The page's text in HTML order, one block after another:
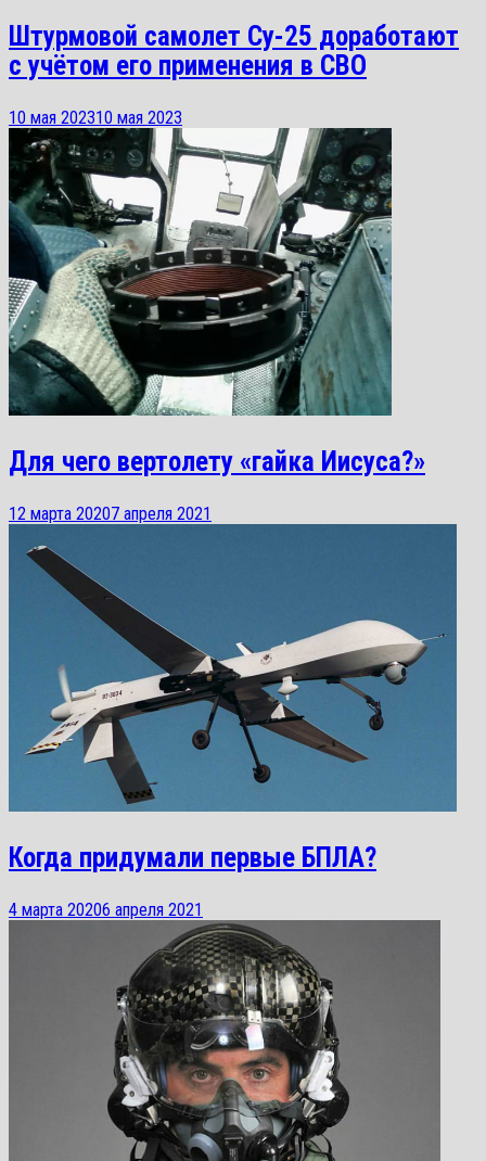
Штурмовой самолет Су-25 доработают
с учётом его применения в СВО
10 мая 202310 мая 2023
Для чего вертолету «гайка Иисуса?»
12 марта 20207 апреля 2021
Когда придумали первые БПЛА?
4 марта 20206 апреля 2021